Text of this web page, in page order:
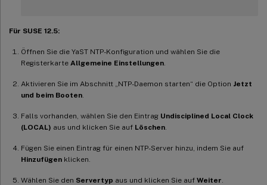
Für SUSE 12.5:
Öffnen Sie die YaST NTP-Konfiguration und wählen Sie die
Registerkarte Allgemeine Einstellungen
Aktivieren Sie im Abschnitt „NTP-Daemon starten“ die Option Jetzt
und beim Booten
Falls vorhanden, wählen Sie den Eintrag Undisciplined Local Clock
(LOCAL) aus und klicken Sie auf Löschen
Fügen Sie einen Eintrag für einen NTP-Server hinzu, indem Sie auf
Hinzufügen klicken.
Wählen Sie den Servertyp aus und klicken Sie auf Weiter